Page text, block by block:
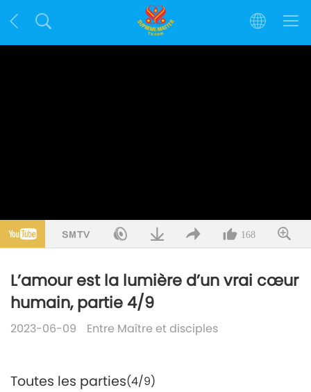
168
L’amour est la lumière d’un vrai cœur
humain, partie 4/9
2023-06-09 Entre Maître et disciples
Toutes les parties(4/9)